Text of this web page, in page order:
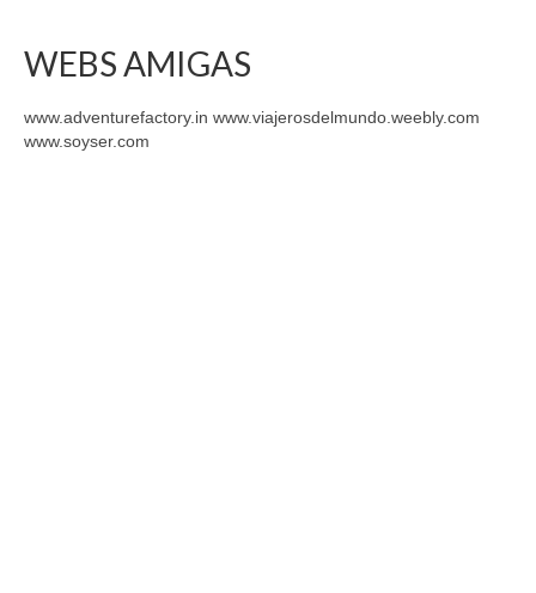
WEBS AMIGAS
www.adventurefactory.in www.viajerosdelmundo.weebly.com
www.soyser.com